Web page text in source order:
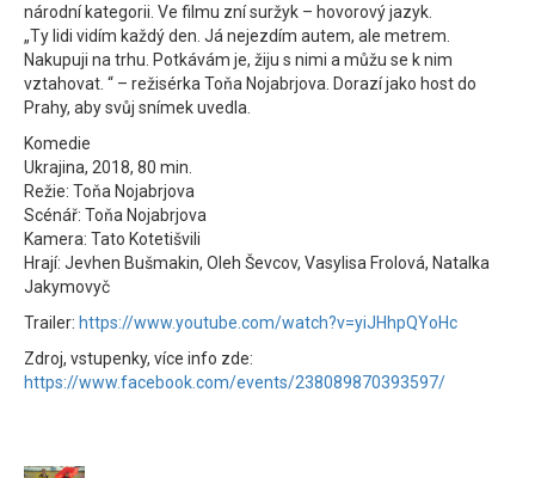
národní kategorii. Ve filmu zní suržyk – hovorový jazyk.
„Ty lidi vidím každý den. Já nejezdím autem, ale metrem.
Nakupuji na trhu. Potkávám je, žiju s nimi a můžu se k nim
vztahovat. “ – režisérka Toňa Nojabrjova. Dorazí jako host do
Prahy, aby svůj snímek uvedla.
Komedie
Ukrajina, 2018, 80 min.
Režie: Toňa Nojabrjova
Scénář: Toňa Nojabrjova
Kamera: Tato Kotetišvili
Hrají: Jevhen Bušmakin, Oleh Ševcov, Vasylisa Frolová, Natalka
Jakymovyč
Trailer: https://www.youtube.com/watch?v=yiJHhpQYoHc
Zdroj, vstupenky, více info zde:
https://www.facebook.com/events/238089870393597/